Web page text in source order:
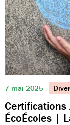
7 mai 2025
Certifications
ÉcoÉcoles |